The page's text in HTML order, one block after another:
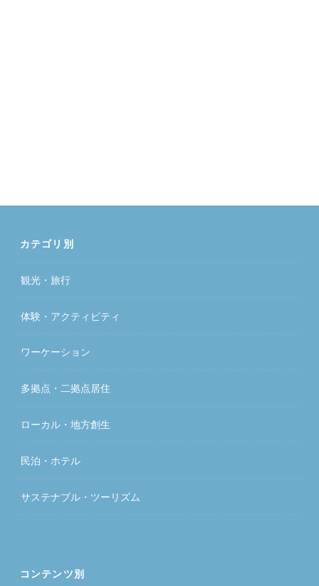
カテゴリ別
観光・旅行
体験・アクティビティ
ワーケーション
多拠点・二拠点居住
ローカル・地方創生
民泊・ホテル
サステナブル・ツーリズム
コンテンツ別